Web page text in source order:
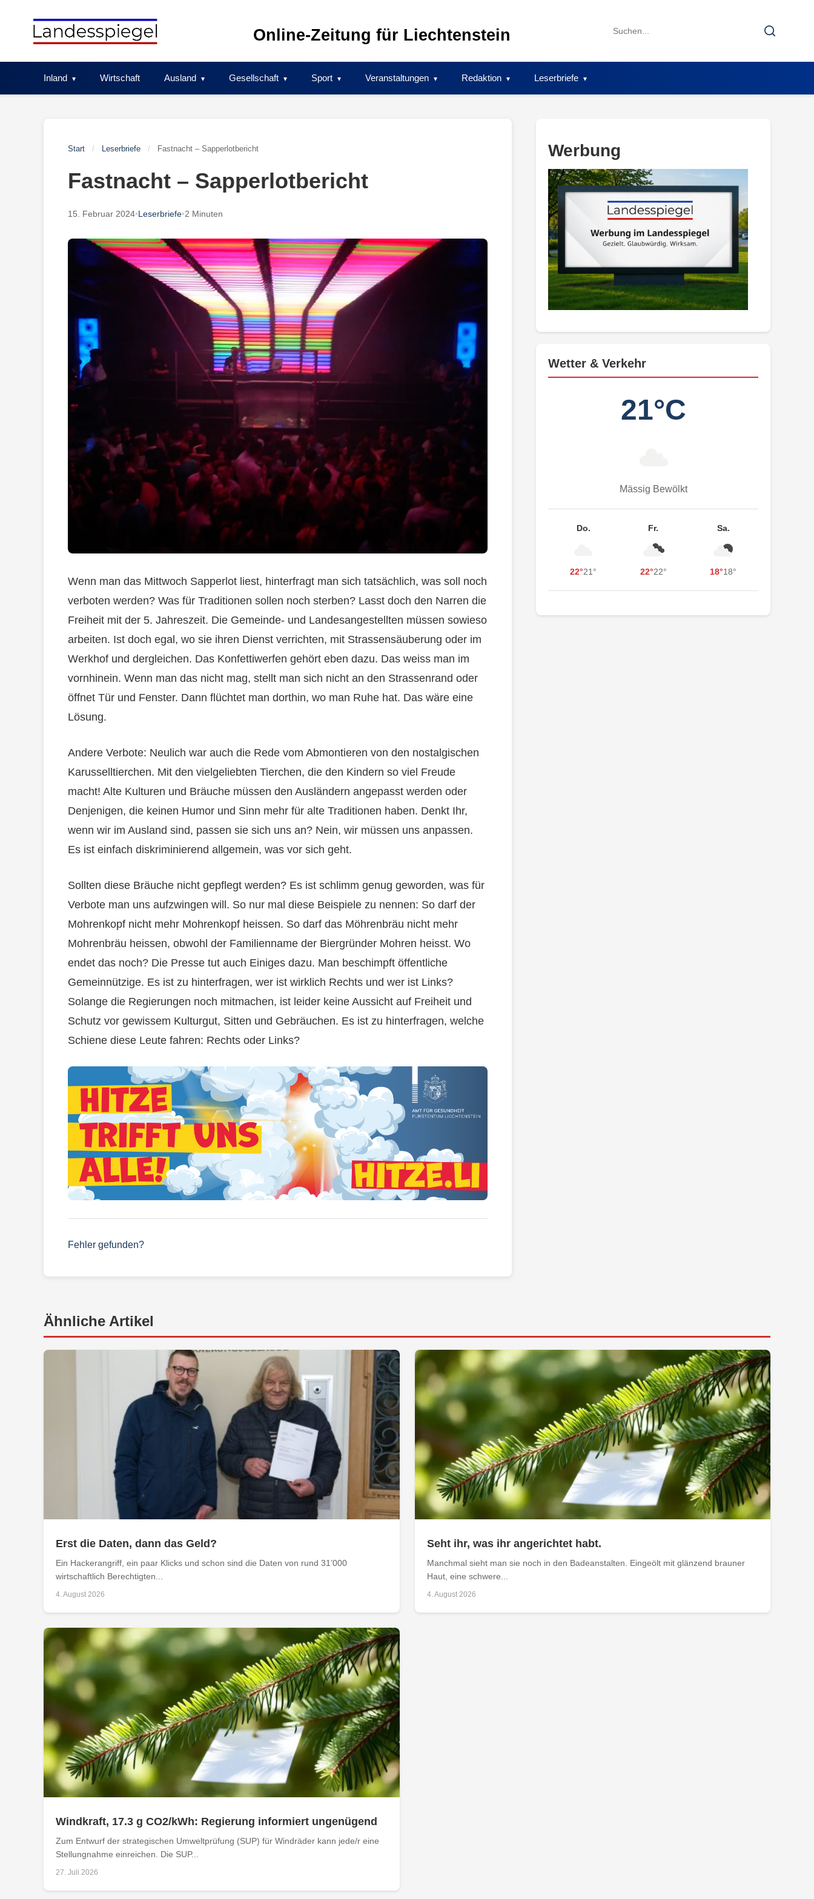
Online-Zeitung für Liechtenstein
Search
Search
Inland Wirtschaft Ausland Gesellschaft Sport Veranstaltungen Redaktion Leserbriefe
Start / Leserbriefe / Fastnacht – Sapperlotbericht
Fastnacht – Sapperlotbericht
15. Februar 2024•Leserbriefe•2 Minuten
Wenn man das Mittwoch Sapperlot liest, hinterfragt man sich tatsächlich, was soll noch
verboten werden? Was für Traditionen sollen noch sterben? Lasst doch den Narren die
Freiheit mit der 5. Jahreszeit. Die Gemeinde- und Landesangestellten müssen sowieso
arbeiten. Ist doch egal, wo sie ihren Dienst verrichten, mit Strassensäuberung oder im
Werkhof und dergleichen. Das Konfettiwerfen gehört eben dazu. Das weiss man im
vornhinein. Wenn man das nicht mag, stellt man sich nicht an den Strassenrand oder
öffnet Tür und Fenster. Dann flüchtet man dorthin, wo man Ruhe hat. Das wäre eine
Lösung.
Andere Verbote: Neulich war auch die Rede vom Abmontieren von den nostalgischen
Karusselltierchen. Mit den vielgeliebten Tierchen, die den Kindern so viel Freude
macht! Alte Kulturen und Bräuche müssen den Ausländern angepasst werden oder
Denjenigen, die keinen Humor und Sinn mehr für alte Traditionen haben. Denkt Ihr,
wenn wir im Ausland sind, passen sie sich uns an? Nein, wir müssen uns anpassen.
Es ist einfach diskriminierend allgemein, was vor sich geht.
Sollten diese Bräuche nicht gepflegt werden? Es ist schlimm genug geworden, was für
Verbote man uns aufzwingen will. So nur mal diese Beispiele zu nennen: So darf der
Mohrenkopf nicht mehr Mohrenkopf heissen. So darf das Möhrenbräu nicht mehr
Mohrenbräu heissen, obwohl der Familienname der Biergründer Mohren heisst. Wo
endet das noch? Die Presse tut auch Einiges dazu. Man beschimpft öffentliche
Gemeinnützige. Es ist zu hinterfragen, wer ist wirklich Rechts und wer ist Links?
Solange die Regierungen noch mitmachen, ist leider keine Aussicht auf Freiheit und
Schutz vor gewissem Kulturgut, Sitten und Gebräuchen. Es ist zu hinterfragen, welche
Schiene diese Leute fahren: Rechts oder Links?
Fehler gefunden?
Werbung
Wetter & Verkehr
21°C
Mässig Bewölkt
Do.
22°21°
Fr.
22°22°
Sa.
18°18°
Ähnliche Artikel
Erst die Daten, dann das Geld?
Ein Hackerangriff, ein paar Klicks und schon sind die Daten von rund 31’000
wirtschaftlich Berechtigten...
4. August 2026
Seht ihr, was ihr angerichtet habt.
Manchmal sieht man sie noch in den Badeanstalten. Eingeölt mit glänzend brauner
Haut, eine schwere...
4. August 2026
Windkraft, 17.3 g CO2/kWh: Regierung informiert ungenügend
Zum Entwurf der strategischen Umweltprüfung (SUP) für Windräder kann jede/r eine
Stellungnahme einreichen. Die SUP...
27. Juli 2026